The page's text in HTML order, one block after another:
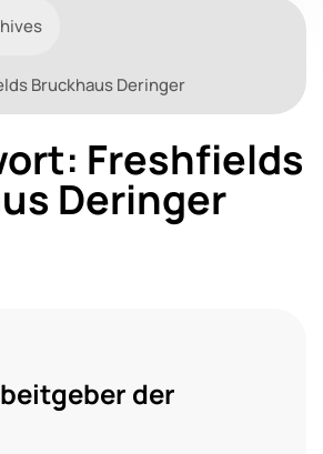
Bruckhaus Deringer
Freshfields
Deringer
der